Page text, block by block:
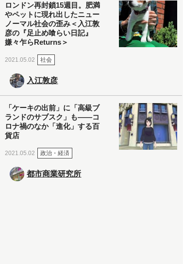
ロンドン再封鎖15週目。肥満
やペットに現れ出したニュー
ノーマル社会の歪み＜入江敦
彦の『足止め喰らい日記』
嫌々乍らReturns＞
2021.05.02 社会
入江敦彦
「ケーキの出前」に「高級ブ
ランドのサブスク」も――コ
ロナ禍のなか「進化」する百
貨店
2021.05.02 政治・経済
都市商業研究所